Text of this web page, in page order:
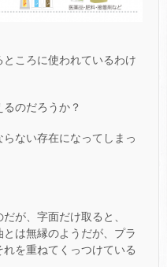
ころに使われているわけ
のだろうか？
ない存在になってしまっ
が、字面だけ取ると、
とは無縁のようだが、プラ
を重ねてくっつけている